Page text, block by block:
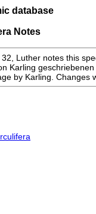
database
Notes
Luther notes this
Karling
by Karling.